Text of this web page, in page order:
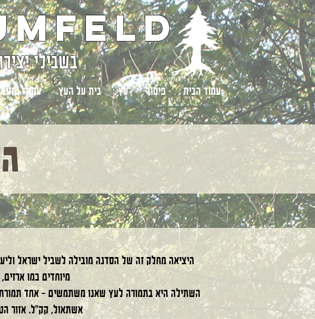
בשבילי
עמוד הבית פיסול עץ בית על העץ עמודי טוטם
היציאה מחלק זה של הסדנה מובילה לשביל ישראל
מיוחדים כמו
השתילה היא בתמורה לעץ שאנו משתמשים - אחד
אשתאול, קק”ל.אזור